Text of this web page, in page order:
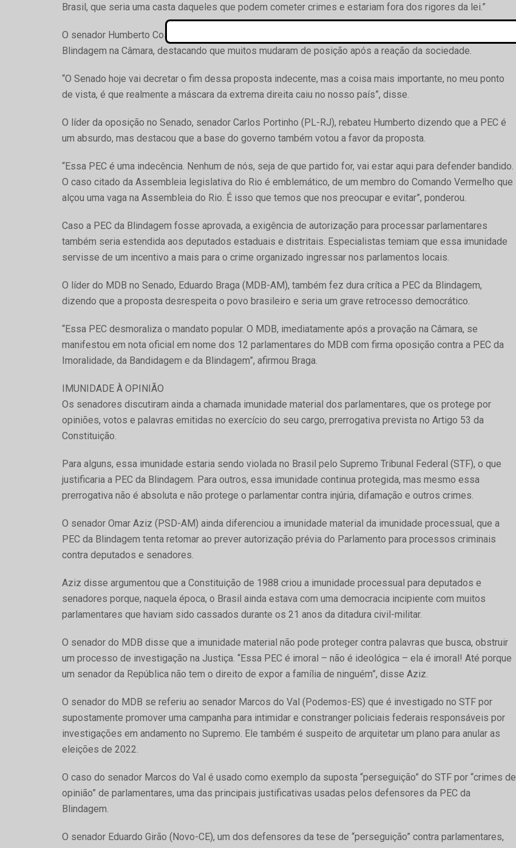
Brasil, que seria uma casta daqueles que podem cometer crimes e estariam fora dos rigores da lei.”
O senador Humberto Costa (PT-PE) lembrou que os deputados até rezaram após a aprovação da PEC da
Blindagem na Câmara, destacando que muitos mudaram de posição após a reação da sociedade.
“O Senado hoje vai decretar o fim dessa proposta indecente, mas a coisa mais importante, no meu ponto
de vista, é que realmente a máscara da extrema direita caiu no nosso país”, disse.
O líder da oposição no Senado, senador Carlos Portinho (PL-RJ), rebateu Humberto dizendo que a PEC é
um absurdo, mas destacou que a base do governo também votou a favor da proposta.
“Essa PEC é uma indecência. Nenhum de nós, seja de que partido for, vai estar aqui para defender bandido.
O caso citado da Assembleia legislativa do Rio é emblemático, de um membro do Comando Vermelho que
alçou uma vaga na Assembleia do Rio. É isso que temos que nos preocupar e evitar”, ponderou.
Caso a PEC da Blindagem fosse aprovada, a exigência de autorização para processar parlamentares
também seria estendida aos deputados estaduais e distritais. Especialistas temiam que essa imunidade
servisse de um incentivo a mais para o crime organizado ingressar nos parlamentos locais.
O líder do MDB no Senado, Eduardo Braga (MDB-AM), também fez dura crítica a PEC da Blindagem,
dizendo que a proposta desrespeita o povo brasileiro e seria um grave retrocesso democrático.
“Essa PEC desmoraliza o mandato popular. O MDB, imediatamente após a provação na Câmara, se
manifestou em nota oficial em nome dos 12 parlamentares do MDB com firma oposição contra a PEC da
Imoralidade, da Bandidagem e da Blindagem”, afirmou Braga.
IMUNIDADE À OPINIÃO
Os senadores discutiram ainda a chamada imunidade material dos parlamentares, que os protege por
opiniões, votos e palavras emitidas no exercício do seu cargo, prerrogativa prevista no Artigo 53 da
Constituição.
Para alguns, essa imunidade estaria sendo violada no Brasil pelo Supremo Tribunal Federal (STF), o que
justificaria a PEC da Blindagem. Para outros, essa imunidade continua protegida, mas mesmo essa
prerrogativa não é absoluta e não protege o parlamentar contra injúria, difamação e outros crimes.
O senador Omar Aziz (PSD-AM) ainda diferenciou a imunidade material da imunidade processual, que a
PEC da Blindagem tenta retomar ao prever autorização prévia do Parlamento para processos criminais
contra deputados e senadores.
Aziz disse argumentou que a Constituição de 1988 criou a imunidade processual para deputados e
senadores porque, naquela época, o Brasil ainda estava com uma democracia incipiente com muitos
parlamentares que haviam sido cassados durante os 21 anos da ditadura civil-militar.
O senador do MDB disse que a imunidade material não pode proteger contra palavras que busca, obstruir
um processo de investigação na Justiça. “Essa PEC é imoral – não é ideológica – ela é imoral! Até porque
um senador da República não tem o direito de expor a família de ninguém”, disse Aziz.
O senador do MDB se referiu ao senador Marcos do Val (Podemos-ES) que é investigado no STF por
supostamente promover uma campanha para intimidar e constranger policiais federais responsáveis por
investigações em andamento no Supremo. Ele também é suspeito de arquitetar um plano para anular as
eleições de 2022.
O caso do senador Marcos do Val é usado como exemplo da suposta “perseguição” do STF por “crimes de
opinião” de parlamentares, uma das principais justificativas usadas pelos defensores da PEC da
Blindagem.
O senador Eduardo Girão (Novo-CE), um dos defensores da tese de “perseguição” contra parlamentares,